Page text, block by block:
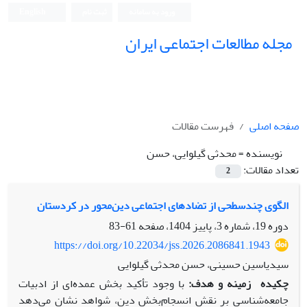
مجله مطالعات اجتماعی ایران
صفحه اصلی
فهرست مقالات
نویسنده =محدثی گیلوایی، حسن
تعداد مقالات:
2
الگوی چندسطحی از تضادهای اجتماعی دین‌محور در کردستان
دوره 19، شماره 3، پاییز 1404، صفحه
61-83
https://doi.org/10.22034/jss.2026.2086841.1943
سیدیاسین حسینی، حسن محدثی گیلوایی
چکیده زمینه و هدف: با وجود تأکید بخش عمده‌ای از ادبیات
جامعه‌شناسی بر نقش انسجام‌بخش دین، شواهد نشان می‌دهد